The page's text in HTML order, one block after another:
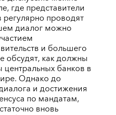
где представители
проводят
диалог можно
и большего
обсудят, как должны
банков в
Однако до
и достижения
по мандатам,
вновь